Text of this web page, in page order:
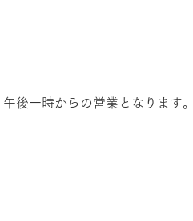
後一時からの営業となります